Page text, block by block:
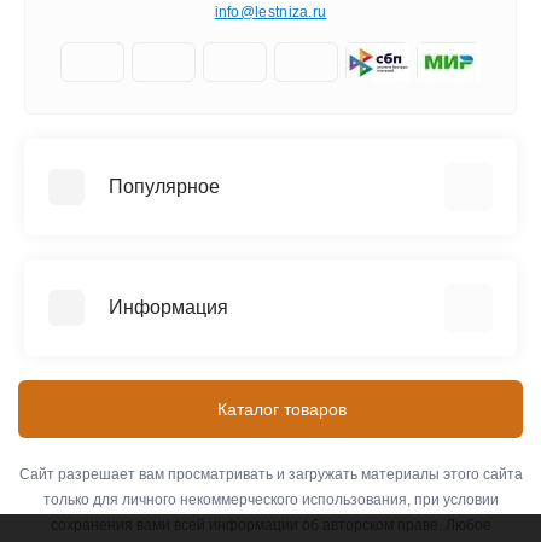
info@lestniza.ru
Популярное
Четырехсекционные лестницы
Информация
Оплата
О компании
Связаться с нами
Каталог товаров
Сайт разрешает вам просматривать и загружать материалы этого сайта
только для личного некоммерческого использования, при условии